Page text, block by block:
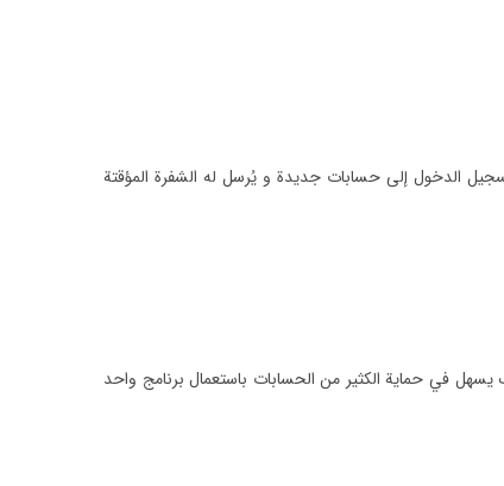
الدخول إلى حسابات جديدة و يُرسل له الشفرة المؤقتة
في حماية الكثير من الحسابات باستعمال برنامج واحد